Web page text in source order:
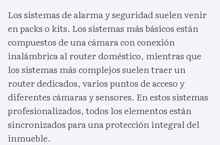
Los sistemas de alarma y seguridad suelen venir
en packs o kits. Los sistemas más básicos están
compuestos de una cámara con conexión
inalámbrica al router doméstico, mientras que
los sistemas más complejos suelen traer un
router dedicados, varios puntos de acceso y
diferentes cámaras y sensores. En estos sistemas
profesionalizados, todos los elementos están
sincronizados para una protección integral del
inmueble.